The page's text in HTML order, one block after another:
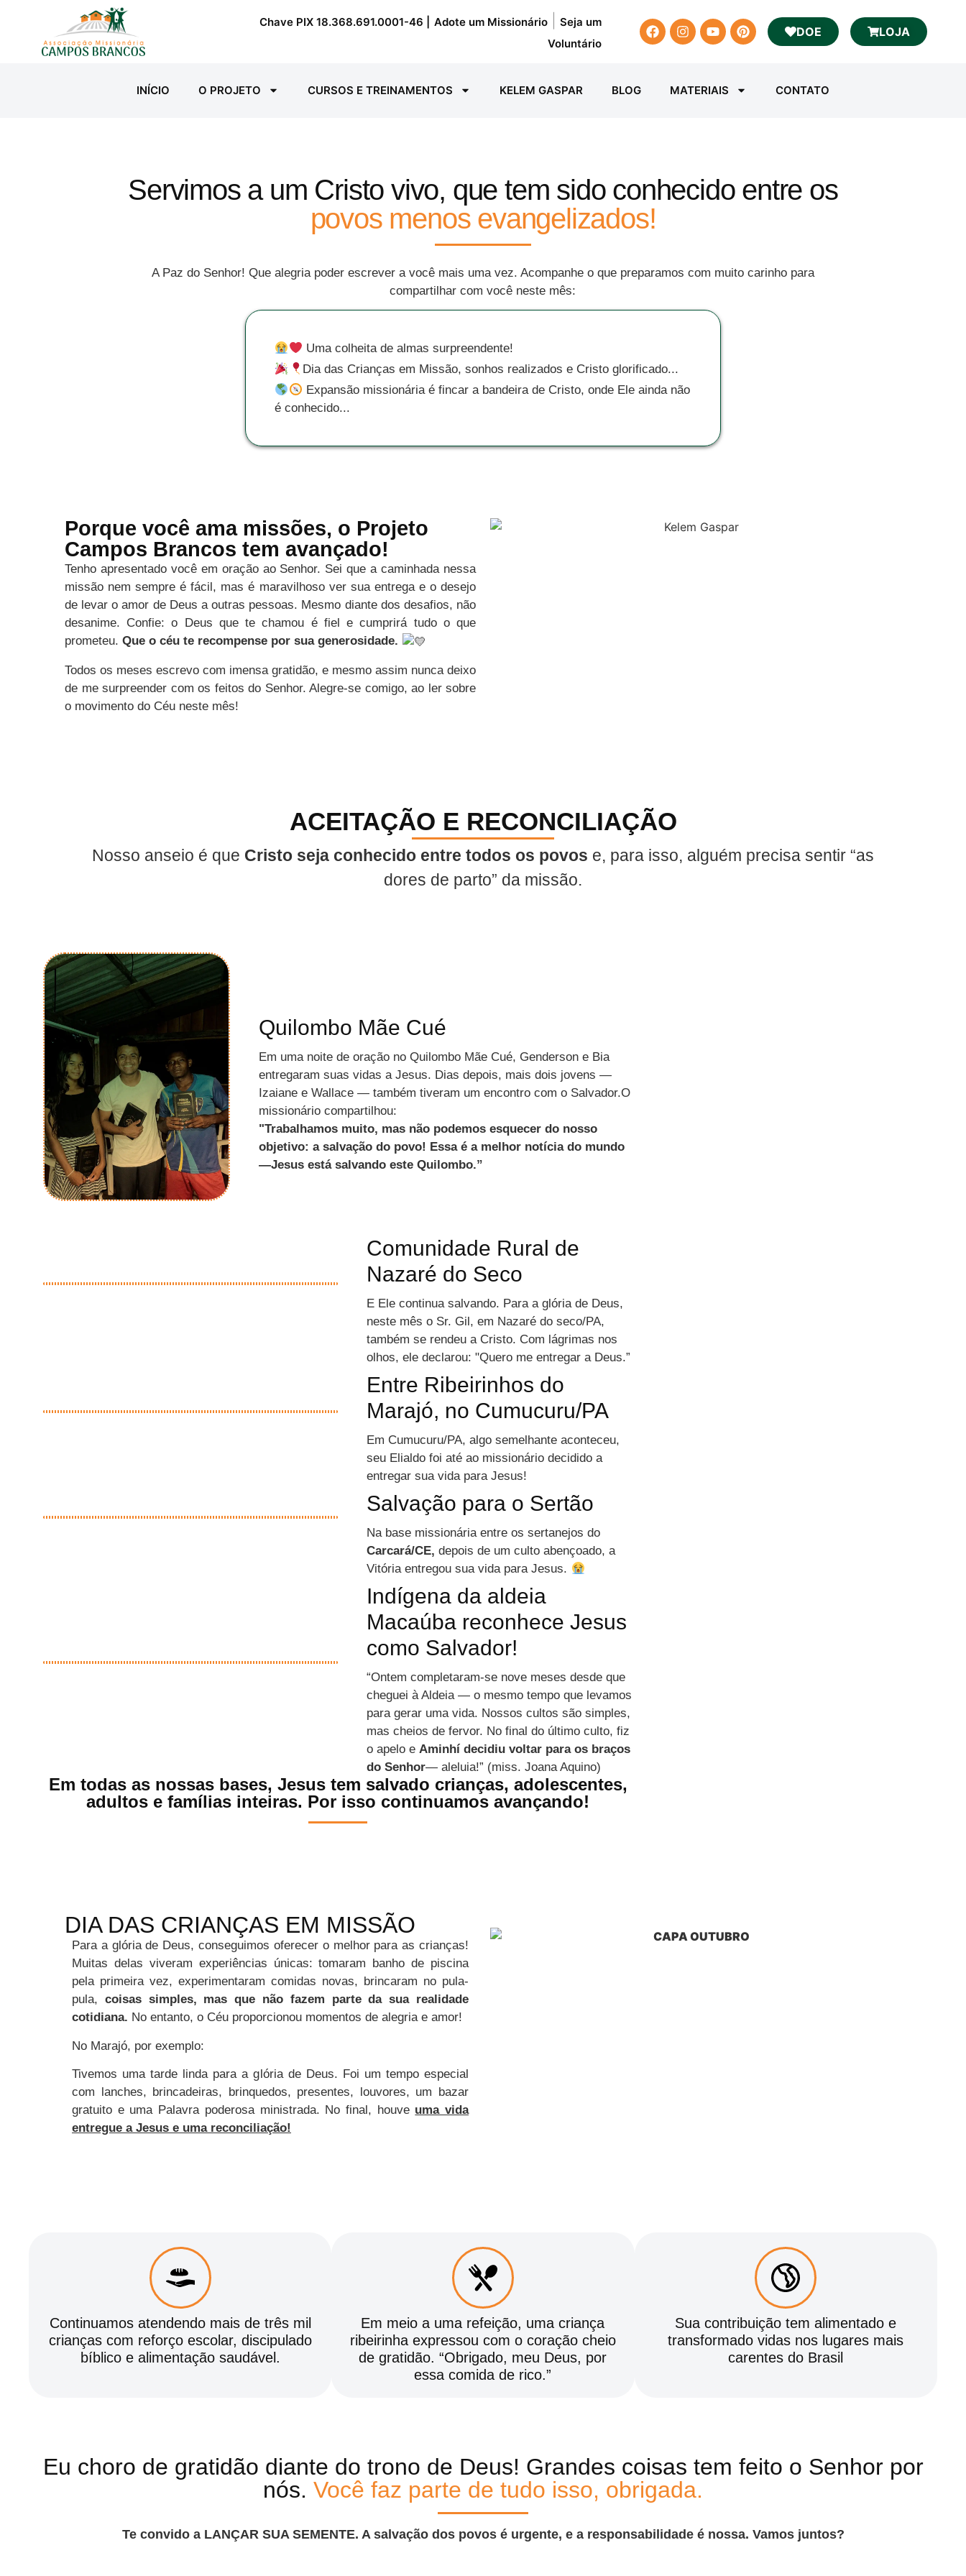
Chave PIX 18.368.691.0001-46 | Adote um Missionário|
Seja um
Voluntário
DOE LOJA
INÍCIO O PROJETO CURSOS E TREINAMENTOS KELEM GASPAR BLOG MATERIAIS CONTATO
Servimos a um Cristo vivo, que tem sido conhecido entre os
povos menos evangelizados!
A Paz do Senhor! Que alegria poder escrever a você mais uma vez. Acompanhe o que preparamos com muito carinho para
compartilhar com você neste mês:
Uma colheita de almas surpreendente!
Dia das Crianças em Missão, sonhos realizados e Cristo glorificado...
Expansão missionária é fincar a bandeira de Cristo, onde Ele ainda não
é conhecido...
Porque você ama missões, o Projeto
Campos Brancos tem avançado!
Tenho apresentado você em oração ao Senhor. Sei que a caminhada nessa
missão nem sempre é fácil, mas é maravilhoso ver sua entrega e o desejo
de levar o amor de Deus a outras pessoas. Mesmo diante dos desafios, não
desanime. Confie: o Deus que te chamou é fiel e cumprirá tudo o que
prometeu. Que o céu te recompense por sua generosidade.
Todos os meses escrevo com imensa gratidão, e mesmo assim nunca deixo
de me surpreender com os feitos do Senhor. Alegre-se comigo, ao ler sobre
o movimento do Céu neste mês!
ACEITAÇÃO E RECONCILIAÇÃO
Nosso anseio é que Cristo seja conhecido entre todos os povos e, para isso, alguém precisa sentir “as
dores de parto” da missão.
Quilombo Mãe Cué
Em uma noite de oração no Quilombo Mãe Cué, Genderson e Bia
entregaram suas vidas a Jesus. Dias depois, mais dois jovens —
Izaiane e Wallace — também tiveram um encontro com o Salvador.O
missionário compartilhou:
"Trabalhamos muito, mas não podemos esquecer do nosso
objetivo: a salvação do povo! Essa é a melhor notícia do mundo
—Jesus está salvando este Quilombo.”
Comunidade Rural de
Nazaré do Seco
E Ele continua salvando. Para a glória de Deus,
neste mês o Sr. Gil, em Nazaré do seco/PA,
também se rendeu a Cristo. Com lágrimas nos
olhos, ele declarou: "Quero me entregar a Deus.”
Entre Ribeirinhos do
Marajó, no Cumucuru/PA
Em Cumucuru/PA, algo semelhante aconteceu,
seu Elialdo foi até ao missionário decidido a
entregar sua vida para Jesus!
Salvação para o Sertão
Na base missionária entre os sertanejos do
Carcará/CE, depois de um culto abençoado, a
Vitória entregou sua vida para Jesus.
Indígena da aldeia
Macaúba reconhece Jesus
como Salvador!
“Ontem completaram-se nove meses desde que
cheguei à Aldeia — o mesmo tempo que levamos
para gerar uma vida. Nossos cultos são simples,
mas cheios de fervor. No final do último culto, fiz
o apelo eAminhí decidiu voltar para os braços
do Senhor— aleluia!” (miss. Joana Aquino)
Em todas as nossas bases, Jesus tem salvado crianças, adolescentes,
adultos e famílias inteiras. Por isso continuamos avançando!
DIA DAS CRIANÇAS EM MISSÃO
Para a glória de Deus, conseguimos oferecer o melhor para as crianças!
Muitas delas viveram experiências únicas: tomaram banho de piscina
pela primeira vez, experimentaram comidas novas, brincaram no pula-
pula, coisas simples, mas que não fazem parte da sua realidade
cotidiana. No entanto, o Céu proporcionou momentos de alegria e amor!
No Marajó, por exemplo:
Tivemos uma tarde linda para a glória de Deus. Foi um tempo especial
com lanches, brincadeiras, brinquedos, presentes, louvores, um bazar
gratuito e uma Palavra poderosa ministrada. No final, houve uma vida
entregue a Jesus e uma reconciliação!
Continuamos atendendo mais de três mil
crianças com reforço escolar, discipulado
bíblico e alimentação saudável.
Em meio a uma refeição, uma criança
ribeirinha expressou com o coração cheio
de gratidão. “Obrigado, meu Deus, por
essa comida de rico.”
Sua contribuição tem alimentado e
transformado vidas nos lugares mais
carentes do Brasil
Eu choro de gratidão diante do trono de Deus! Grandes coisas tem feito o Senhor por
nós. Você faz parte de tudo isso, obrigada.
Te convido a LANÇAR SUA SEMENTE. A salvação dos povos é urgente, e a responsabilidade é nossa. Vamos juntos?